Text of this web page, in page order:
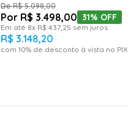
R$ 5.098,00
R$ 3.498,00 31% OFF
Em até 8x R$ 437 25 sem juros
R$ 3.148,20
com10% de desconto à vista no PIX